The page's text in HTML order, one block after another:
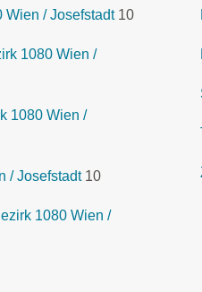
Wien / Josefstadt 10
1080 Wien /
1080 Wien /
/ Josefstadt 10
1080 Wien /